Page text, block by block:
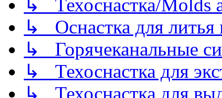
↳ Техоснастка/Molds
↳ Оснастка для литья
↳ Горячеканальные
↳ Техоснастка для
↳ Техоснастка для